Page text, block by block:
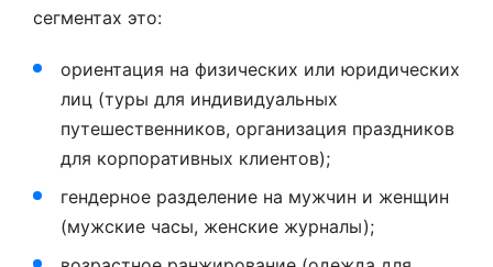
сегментах это:
ориентация на физических или юридических
лиц (туры для индивидуальных
путешественников, организация праздников
для корпоративных клиентов);
гендерное разделение на мужчин и женщин
(мужские часы, женские журналы);